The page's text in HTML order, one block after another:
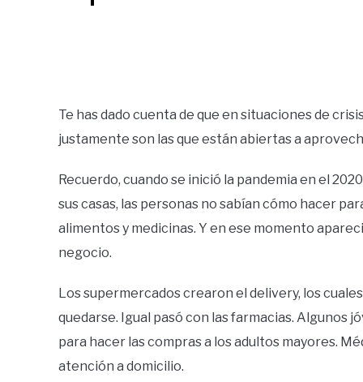
Te has dado cuenta de que en situaciones de
justamente son las que están abiertas a
Recuerdo, cuando se inició la pandemia en el
sus casas, las personas no sabían cómo hacer
alimentos y medicinas. Y en ese momento
negocio.
Los supermercados crearon el delivery, los
quedarse. Igual pasó con las farmacias.
para hacer las compras a los adultos mayores.
atención a domicilio.